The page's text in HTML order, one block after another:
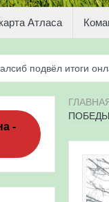
Атласа
подвёл итоги
«Соловьиные
сапсанов
«Весенняя
перекличка-2026»
для ребят из
ПОБЕДЫ
-